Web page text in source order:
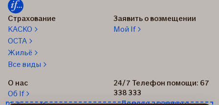
Страхование
КАСКО
OCTA
Жильё
Все виды
Заявить о возмещении
Мой If
О нас
Об If
24/7 Телефон помощи: 67
338 333